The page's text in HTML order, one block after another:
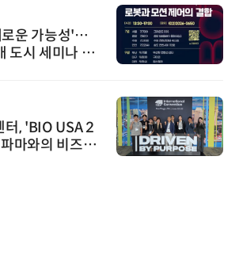
로운 가능성'…
도시 세미나 페
터, 'BIO USA 2
마와의 비즈니